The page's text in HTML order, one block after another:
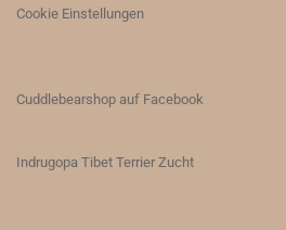
Cookie Einstellungen
Cuddlebearshop auf Facebook
Indrugopa Tibet Terrier Zucht